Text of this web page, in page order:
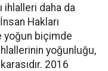
ihlalleri daha da
Hakları
yoğun biçimde
yoğunluğu,
2016